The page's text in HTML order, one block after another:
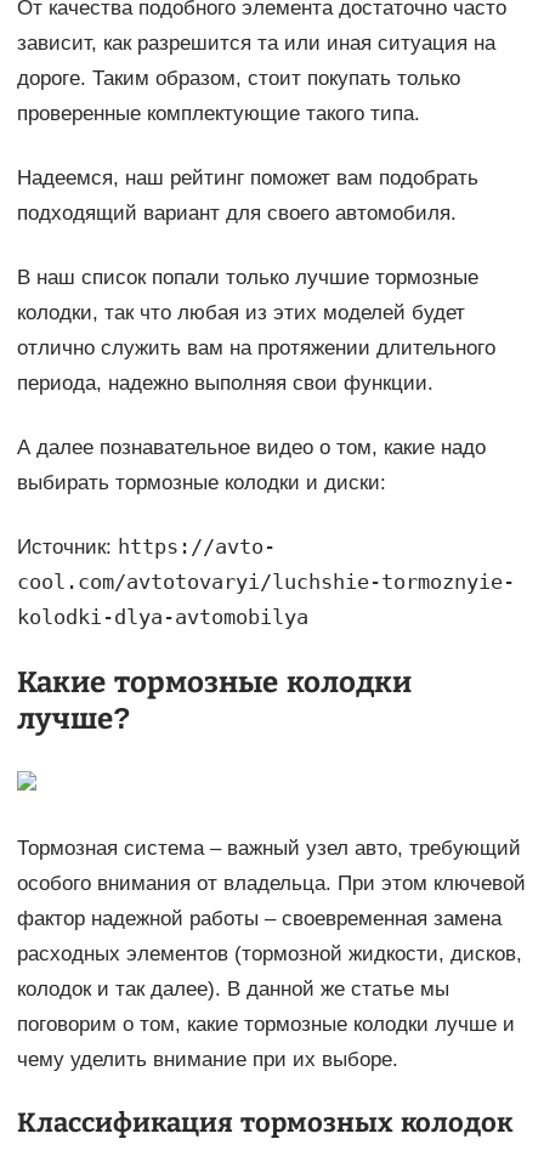
От качества подобного элемента достаточно часто
зависит, как разрешится та или иная ситуация на
дороге. Таким образом, стоит покупать только
проверенные комплектующие такого типа.
Надеемся, наш рейтинг поможет вам подобрать
подходящий вариант для своего автомобиля.
В наш список попали только лучшие тормозные
колодки, так что любая из этих моделей будет
отлично служить вам на протяжении длительного
периода, надежно выполняя свои функции.
А далее познавательное видео о том, какие надо
выбирать тормозные колодки и диски:
Источник: https://avto-
cool.com/avtotovaryi/luchshie-tormoznyie-
kolodki-dlya-avtomobilya
Какие тормозные колодки
лучше?
Тормозная система – важный узел авто, требующий
особого внимания от владельца. При этом ключевой
фактор надежной работы – своевременная замена
расходных элементов (тормозной жидкости, дисков,
колодок и так далее). В данной же статье мы
поговорим о том, какие тормозные колодки лучше и
чему уделить внимание при их выборе.
Классификация тормозных колодок